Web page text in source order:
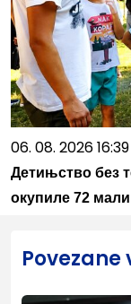
06. 08. 2026 16:39
Детињство без
окупиле 72
Povezane